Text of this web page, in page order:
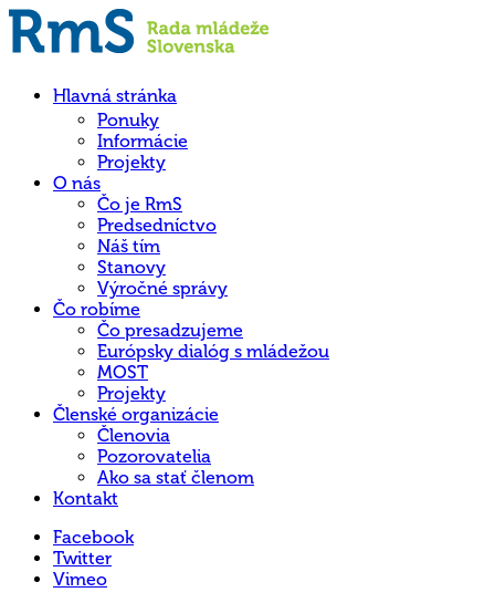
Hlavná stránka
Ponuky
Informácie
Projekty
O nás
Čo je RmS
Predsedníctvo
Náš tím
Stanovy
Výročné správy
Čo robíme
Čo presadzujeme
Európsky dialóg s mládežou
MOST
Projekty
Členské organizácie
Členovia
Pozorovatelia
Ako sa stať členom
Kontakt
Facebook
Twitter
Vimeo